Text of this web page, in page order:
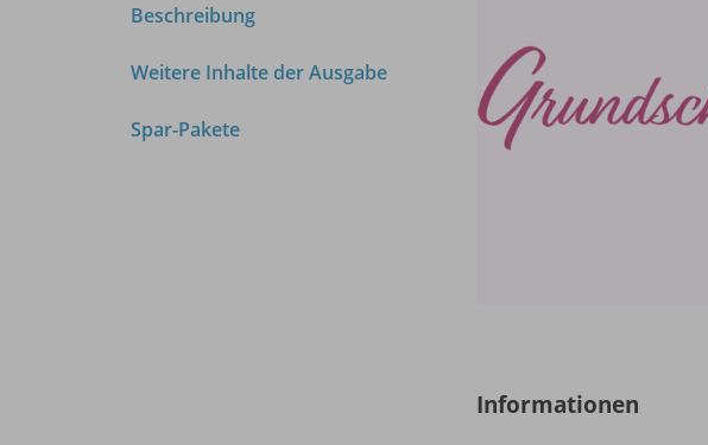
Beschreibung
Weitere Inhalte der Ausgabe
Spar-Pakete
Informationen